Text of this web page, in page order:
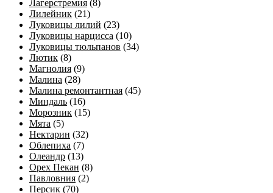
Лагерстремия (8)
Лилейник (21)
Луковицы лилий (23)
Луковицы нарцисса (10)
Луковицы тюльпанов (34)
Лютик (8)
Магнолия (9)
Малина (28)
Малина ремонтантная (45)
Миндаль (16)
Морозник (15)
Мята (5)
Нектарин (32)
Облепиха (7)
Олеандр (13)
Орех Пекан (8)
Павловния (2)
Персик (70)